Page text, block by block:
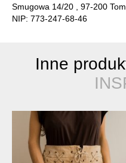
Smugowa 14/20 , 97-200
NIP: 773-247-68-46
Inne